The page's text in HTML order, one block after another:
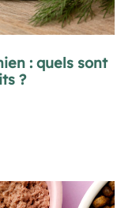
: quels sont
?